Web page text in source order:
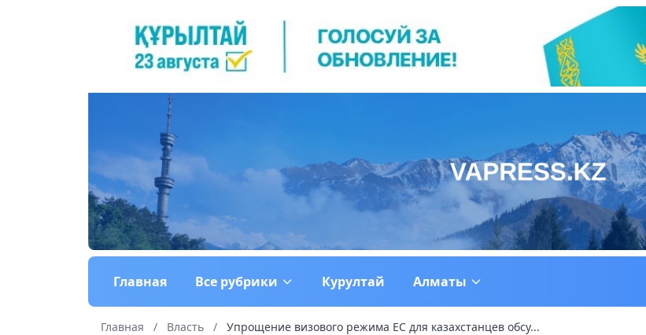
Главная Все рубрики Курултай Алматы
Главная / Власть / Упрощение визового режима ЕС для казахстанцев обсу...